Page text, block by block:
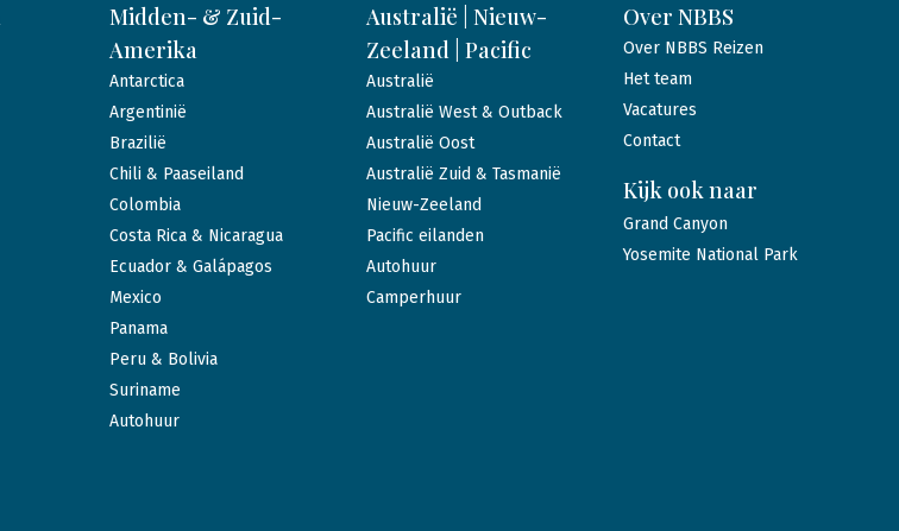
Midden- & Zuid-
Amerika
Antarctica
Argentinië
Brazilië
Chili & Paaseiland
Colombia
Costa Rica & Nicaragua
Ecuador & Galápagos
Mexico
Panama
Peru & Bolivia
Suriname
Autohuur
Australië | Nieuw-
Zeeland | Pacific
Australië
Australië West & Outback
Australië Oost
Australië Zuid & Tasmanië
Nieuw-Zeeland
Pacific eilanden
Autohuur
Camperhuur
Over NBBS
Over NBBS Reizen
Het team
Vacatures
Contact
Kijk ook naar
Grand Canyon
Yosemite National Park